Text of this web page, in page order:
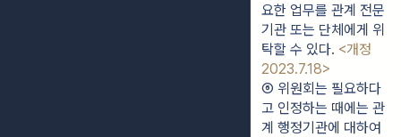
요한 업무를 관계 전문
기관 또는 단체에게 위
탁할 수 있다. <개정
2023.7.18>
⑥ 위원회는 필요하다
고 인정하는 때에는 관
계 행정기관에 대하여